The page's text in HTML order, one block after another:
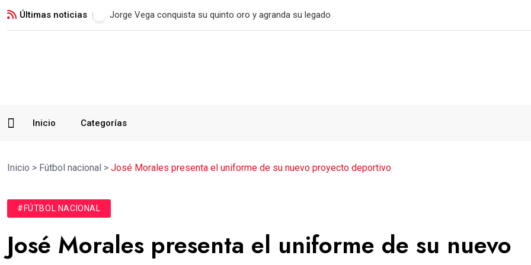
Últimas noticias Real Madrid blinda a Vinicius Jr. hasta 2032
Inicio Categorías
Inicio > Fútbol nacional > José Morales presenta el uniforme de su nuevo proyecto deportivo
#FÚTBOL NACIONAL
José Morales presenta el uniforme de su nuevo